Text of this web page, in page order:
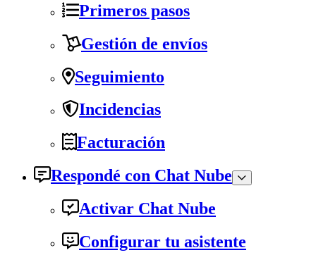
Primeros pasos
Gestión de envíos
Seguimiento
Incidencias
Facturación
Respondé con Chat Nube
Activar Chat Nube
Configurar tu asistente